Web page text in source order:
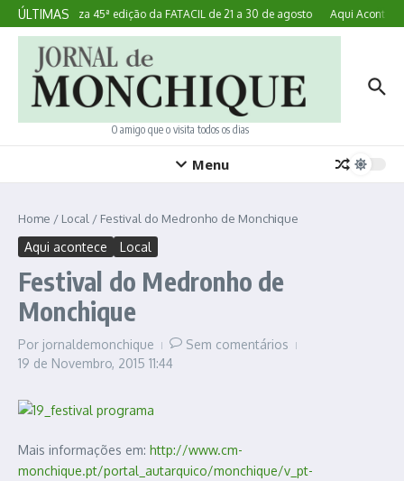
Ir para o conteúdo
ÚLTIMAS
Lagoa realiza 45ª edição da FATACIL de 21 a 30 de agosto Aqui
O amigo que o visita todos os dias
Menu
Home / Local / Festival do Medronho de Monchique
Aqui acontece Local
Festival do Medronho de
Monchique
Por jornaldemonchique
Sem comentários
19 de Novembro, 2015 11:44
Mais informações em: http://www.cm-
monchique.pt/portal_autarquico/monchique/v_pt-